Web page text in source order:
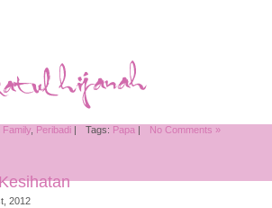
Family Peribadi Tags: Papa No Comments »
2012